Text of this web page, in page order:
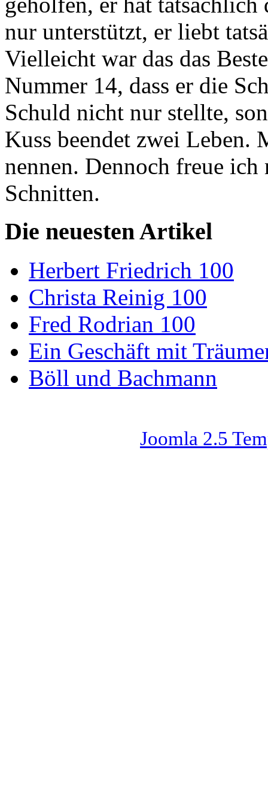
nur unterstützt, er liebt
Vielleicht war das das
Nummer 14, dass er die
Schuld nicht nur stellte,
Kuss beendet zwei Leben.
nennen. Dennoch freue
Schnitten.
Die neuesten Artikel
Herbert Friedrich 100
Christa Reinig 100
Fred Rodrian 100
Ein Geschäft mit
Böll und Bachmann
Joomla 2.5